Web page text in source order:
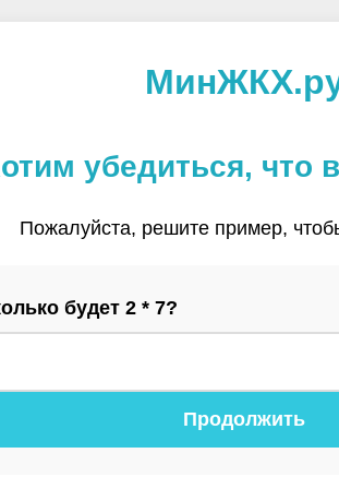
убедиться, что
Пожалуйста, решите пример,
будет 2 * 7?
Продолжить